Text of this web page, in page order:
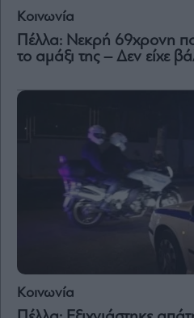
Watches
Yachts
Table
Two
Μετοχές
Trader's
Κοινωνία
Πέλλα: Νεκρή 69χρονη
το αμάξι της – Δεν είχε
Κοινωνία